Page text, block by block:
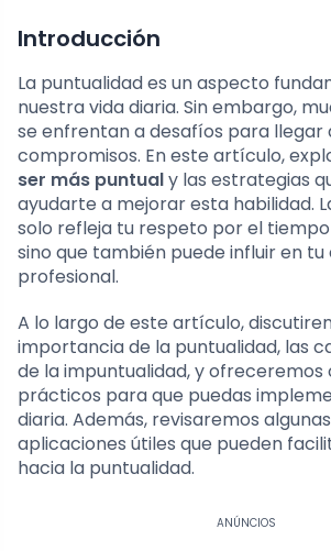
Introducción
La puntualidad es un aspecto
nuestra vida diaria. Sin embargo,
se enfrentan a desafíos para llegar
compromisos. En este artículo,
ser más puntualy las estrategias
ayudarte a mejorar esta habilidad.
solo refleja tu respeto por el
sino que también puede influir en
profesional.
A lo largo de este artículo,
importancia de la puntualidad, las
de la impuntualidad, y ofreceremos
prácticos para que puedas
diaria. Además, revisaremos
aplicaciones útiles que pueden
hacia la puntualidad.
ANÚNCIOS